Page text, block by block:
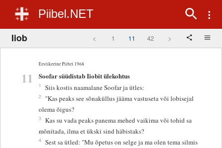
Piibel.NET
Iiob < 1 11 42 >
Eestikeelne Piibel 1968
11 Soofar süüdistab Iiobit ülekohtus
1 Siis kostis naamalane Soofar ja ütles:
2
"Kas peaks see sõnaküllus jääma vastuseta või lobisejal
olema õigus?
3 Kas su vada peaks panema mehed vaikima või tohid sa
mõnitada, ilma et ükski sind häbistaks?
4 Sest sa ütled: "Mu õpetus on selge ja ma olen tema silmis